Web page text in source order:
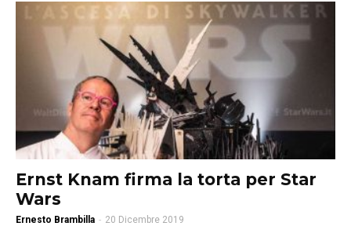
Ernst Knam firma la torta per Star
Wars
Ernesto Brambilla - 20 Dicembre 2019